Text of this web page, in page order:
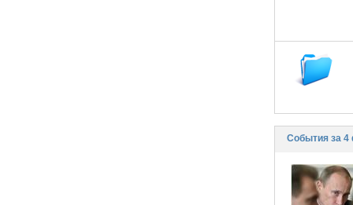
События за 4